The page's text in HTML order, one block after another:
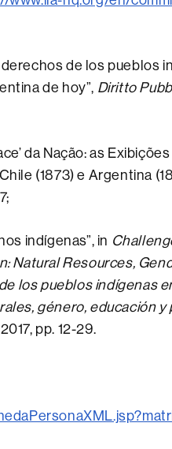
derechos de los pueblos
de hoy”, Diritto
da Nação: as
(1873) e Argentina
indígenas”, in
NaturalResources,
los pueblos indígenas
género, educación
pp. 12-29.